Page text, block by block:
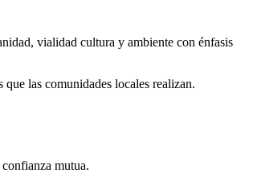
vialidad cultura y ambiente con énfasis
las comunidades locales realizan.
mutua.